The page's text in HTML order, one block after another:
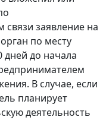
заявление на
по месту
дней до начала
В случае, если
планирует
деятельность